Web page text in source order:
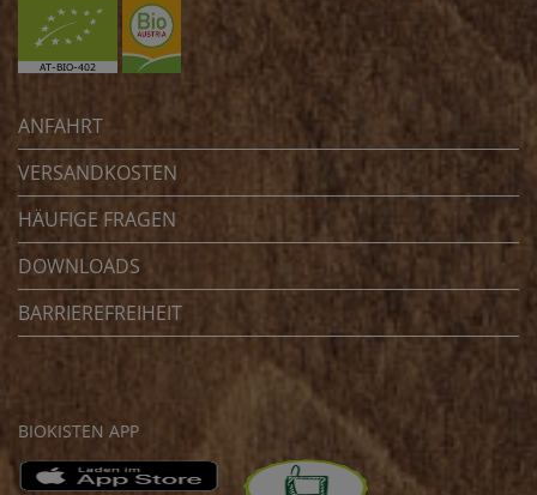
ANFAHRT
VERSANDKOSTEN
HÄUFIGE FRAGEN
DOWNLOADS
BARRIEREFREIHEIT
BIOKISTEN APP